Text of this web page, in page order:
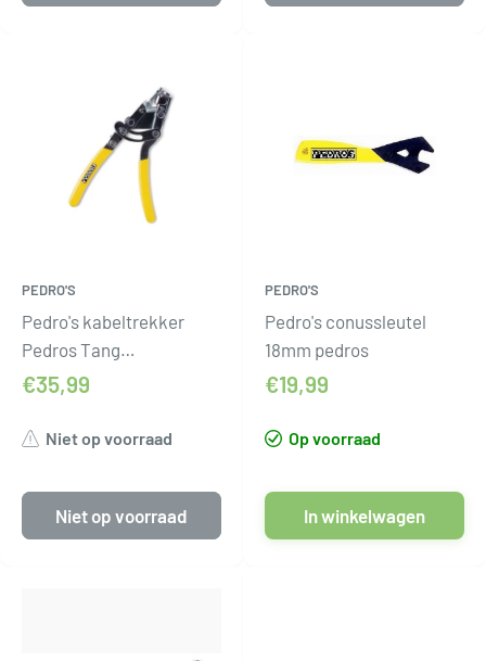
PEDRO'S
Pedro's kabeltrekker
Pedros Tang
kabelspanner
€35,99
Niet op voorraad
Niet op voorraad
PEDRO'S
Pedro's conussleutel
18mm pedros
€19,99
Op voorraad
In winkelwagen